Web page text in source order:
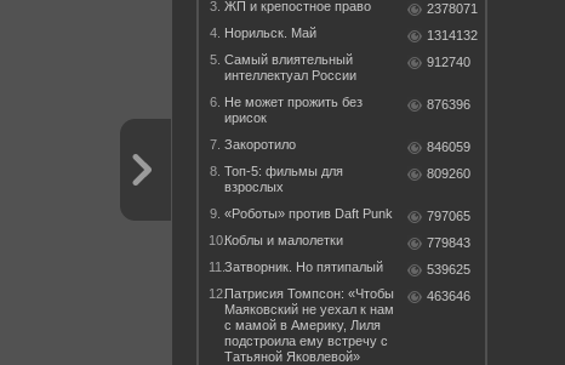
3. ЖП и крепостное право
2378071
4. Норильск. Май
1314132
5. Самый влиятельный
интеллектуал России
912740
6. Не может прожить без
ирисок
876396
7. Закоротило
846059
8. Топ-5: фильмы для
взрослых
809260
9. «Роботы» против Daft Punk
797065
10.Коблы и малолетки
779843
11.Затворник. Но пятипалый
539625
12.Патрисия Томпсон: «Чтобы
Маяковский не уехал к нам
с мамой в Америку, Лиля
подстроила ему встречу с
Татьяной Яковлевой»
463646